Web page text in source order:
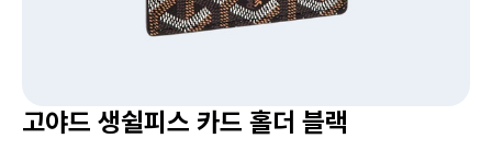
고야드 생쉴피스 카드 홀더 블랙